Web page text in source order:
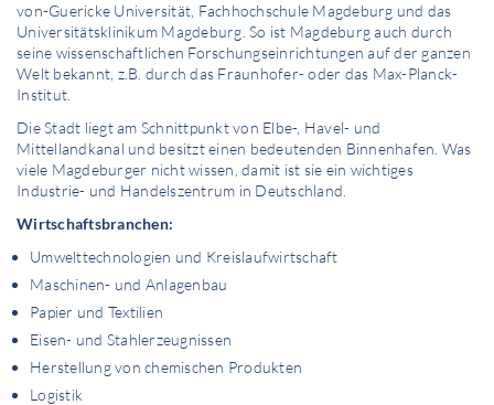
von-Guericke Universität, Fachhochschule Magdeburg und das
Universitätsklinikum Magdeburg. So ist Magdeburg auch durch
seine wissenschaftlichen Forschungseinrichtungen auf der ganzen
Welt bekannt, z.B. durch das Fraunhofer- oder das Max-Planck-
Institut.
Die Stadt liegt am Schnittpunkt von Elbe-, Havel- und
Mittellandkanal und besitzt einen bedeutenden Binnenhafen. Was
viele Magdeburger nicht wissen, damit ist sie ein wichtiges
Industrie- und Handelszentrum in Deutschland.
Wirtschaftsbranchen:
Umwelttechnologien und Kreislaufwirtschaft
Maschinen- und Anlagenbau
Papier und Textilien
Eisen- und Stahlerzeugnissen
Herstellung von chemischen Produkten
Logistik